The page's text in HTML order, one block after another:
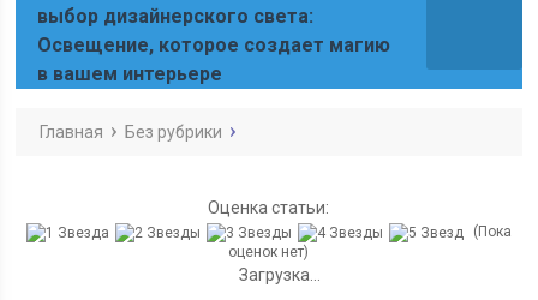
выбор дизайнерского света:
Освещение, которое создает магию
в вашем интерьере
Главная Без рубрики
Оценка статьи:
(Пока
оценок нет)
Загрузка...